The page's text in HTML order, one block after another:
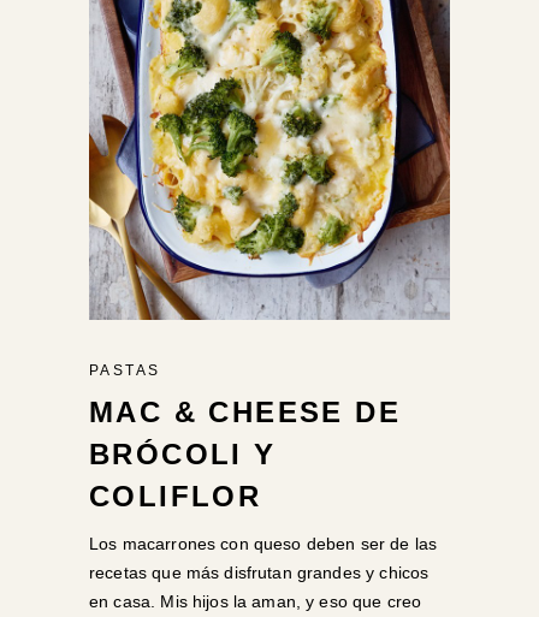
PASTAS
MAC & CHEESE DE
BRÓCOLI Y
COLIFLOR
Los macarrones con queso deben ser de las
recetas que más disfrutan grandes y chicos
en casa. Mis hijos la aman, y eso que creo